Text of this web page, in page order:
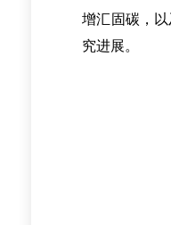
增汇固碳，
究进展。